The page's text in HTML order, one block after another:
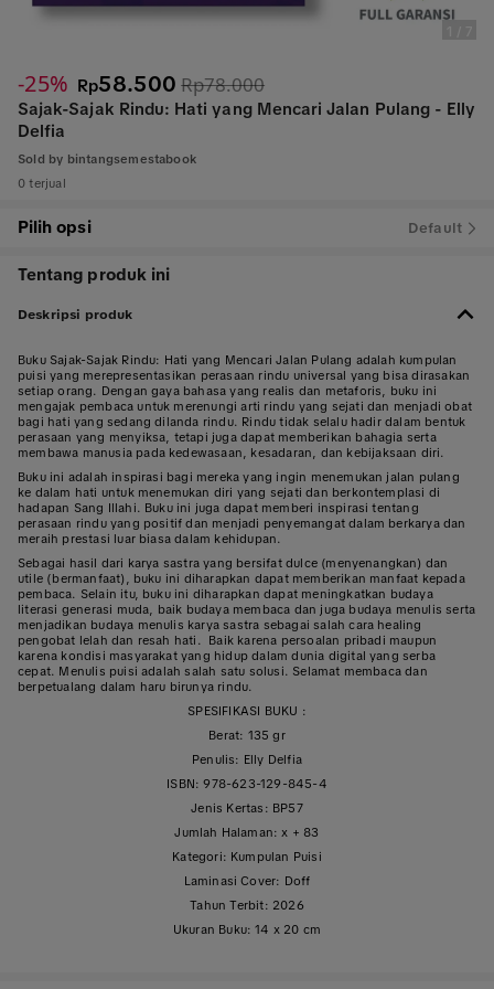
-25% Rp58.500 Rp78.000
Sajak-Sajak Rindu: Hati yang Mencari Jalan Pulang - Elly
Delfia
Sold by bintangsemestabook
0 terjual
Pilih opsi Default
Tentang produk ini
Deskripsi produk
Buku Sajak-Sajak Rindu: Hati yang Mencari Jalan Pulang adalah kumpulan
puisi yang merepresentasikan perasaan rindu universal yang bisa dirasakan
setiap orang. Dengan gaya bahasa yang realis dan metaforis, buku ini
mengajak pembaca untuk merenungi arti rindu yang sejati dan menjadi obat
bagi hati yang sedang dilanda rindu. Rindu tidak selalu hadir dalam bentuk
perasaan yang menyiksa, tetapi juga dapat memberikan bahagia serta
membawa manusia pada kedewasaan, kesadaran, dan kebijaksaan diri.
Buku ini adalah inspirasi bagi mereka yang ingin menemukan jalan pulang
ke dalam hati untuk menemukan diri yang sejati dan berkontemplasi di
hadapan Sang Illahi. Buku ini juga dapat memberi inspirasi tentang
perasaan rindu yang positif dan menjadi penyemangat dalam berkarya dan
meraih prestasi luar biasa dalam kehidupan.
Sebagai hasil dari karya sastra yang bersifat dulce (menyenangkan) dan
utile (bermanfaat), buku ini diharapkan dapat memberikan manfaat kepada
pembaca. Selain itu, buku ini diharapkan dapat meningkatkan budaya
literasi generasi muda, baik budaya membaca dan juga budaya menulis serta
menjadikan budaya menulis karya sastra sebagai salah cara healing
pengobat lelah dan resah hati. Baik karena persoalan pribadi maupun
karena kondisi masyarakat yang hidup dalam dunia digital yang serba
cepat. Menulis puisi adalah salah satu solusi. Selamat membaca dan
berpetualang dalam haru birunya rindu.
SPESIFIKASI BUKU :
Berat: 135 gr
Penulis: Elly Delfia
ISBN: 978-623-129-845-4
Jenis Kertas: BP57
Jumlah Halaman: x + 83
Kategori: Kumpulan Puisi
Laminasi Cover: Doff
Tahun Terbit: 2026
Ukuran Buku: 14 x 20 cm